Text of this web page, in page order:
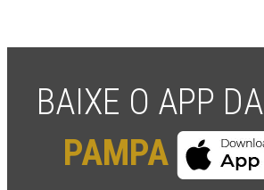
BAIXE O APP DA
PAMPA